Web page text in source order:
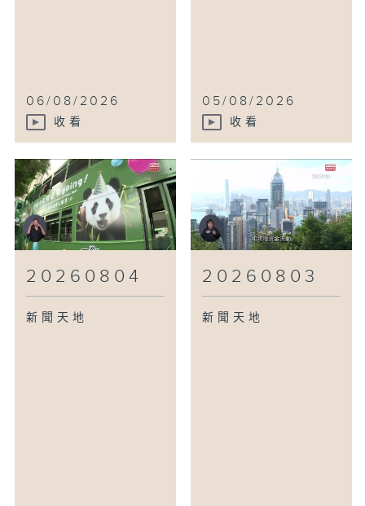
06/08/2026
收看
05/08/2026
收看
20260804
新聞天地
20260803
新聞天地